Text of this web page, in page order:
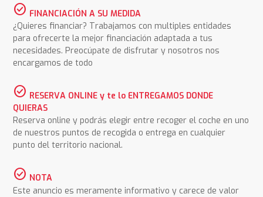
check_circle FINANCIACIÓN A SU MEDIDA
¿Quieres financiar? Trabajamos con multiples entidades
para ofrecerte la mejor financiación adaptada a tus
necesidades. Preocúpate de disfrutar y nosotros nos
encargamos de todo
check_circle RESERVA ONLINE y te lo ENTREGAMOS DONDE
QUIERAS
Reserva online y podrás elegir entre recoger el coche en uno
de nuestros puntos de recogida o entrega en cualquier
punto del territorio nacional.
check_circle NOTA
Este anuncio es meramente informativo y carece de valor